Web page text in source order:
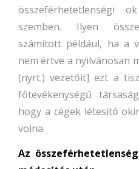
összeférhetetlenségi
szemben. Ilyen
számított például, ha a
nemértve a nyilvánosan
(nyrt.) vezetőit] ezt a
főtevékenységű
hogy a cégek létesítő
volna.
Az